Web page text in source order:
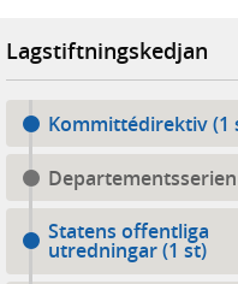
Lagstiftningskedjan
Kommittédirektiv (1
Departementsserien
Statens offentliga
utredningar (1 st)